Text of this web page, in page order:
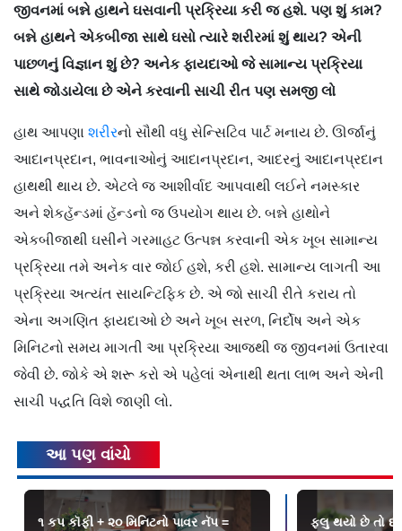
જીવનમાં બન્ને હાથને ઘસવાની પ્રક્રિયા કરી જ હશે. પણ શું કામ?
બન્ને હાથને એકબીજા સાથે ઘસો ત્યારે શરીરમાં શું થાય? એની
પાછળનું વિજ્ઞાન શું છે? અનેક ફાયદાઓ જે સામાન્ય પ્રક્રિયા
સાથે જોડાયેલા છે એને કરવાની સાચી રીત પણ સમજી લો
હાથ આપણા શરીરનો સૌથી વધુ સેન્સિટિવ પાર્ટ મનાય છે. ઊર્જાનું
આદાનપ્રદાન, ભાવનાઓનું આદાનપ્રદાન, આદરનું આદાનપ્રદાન
હાથથી થાય છે. એટલે જ આશીર્વાદ આપવાથી લઈને નમસ્કાર
અને શેકહૅન્ડમાં હૅન્ડનો જ ઉપયોગ થાય છે. બન્ને હાથોને
એકબીજાથી ઘસીને ગરમાહટ ઉત્પન્ન કરવાની એક ખૂબ સામાન્ય
પ્રક્રિયા તમે અનેક વાર જોઈ હશે, કરી હશે. સામાન્ય લાગતી આ
પ્રક્રિયા અત્યંત સાયન્ટિફિક છે. એ જો સાચી રીતે કરાય તો
એના અગણિત ફાયદાઓ છે અને ખૂબ સરળ, નિર્દોષ અને એક
મિનિટનો સમય માગતી આ પ્રક્રિયા આજથી જ જીવનમાં ઉતારવા
જેવી છે. જોકે એ શરૂ કરો એ પહેલાં એનાથી થતા લાભ અને એની
સાચી પદ્ધતિ વિશે જાણી લો.
આ પણ વાંચો
૧ કપ કૉફી + ૨૦ મિનિટનો પાવર નૅપ =
ફ્લુ થયો છે તો